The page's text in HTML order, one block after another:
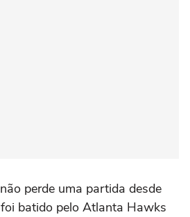
perde uma partida desde
batido pelo Atlanta Hawks